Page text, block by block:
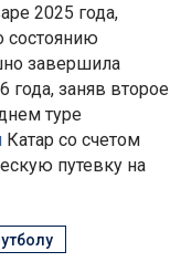
2025 года,
состоянию
завершила
заняв второе
туре
Катар со счетом
путевку на